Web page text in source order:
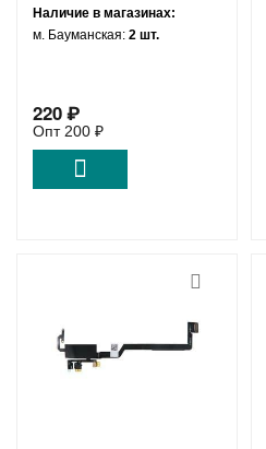
Наличие в магазинах:
м. Бауманская:2 шт.
220₽
Опт 200 ₽